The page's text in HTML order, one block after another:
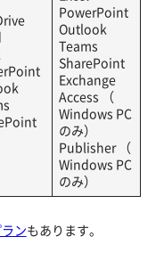
PowerPoint
Outlook
Teams
SharePoint
Exchange
Access （
Windows PC
のみ）
Publisher （
Windows PC
のみ）
ンもあります。